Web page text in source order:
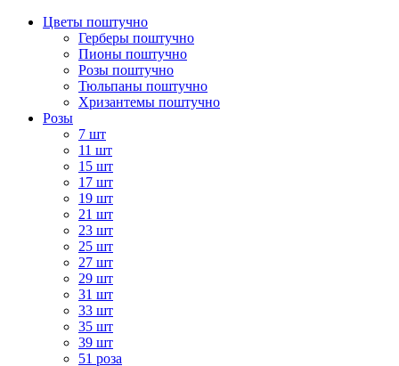
Цветы поштучно
Герберы поштучно
Пионы поштучно
Розы поштучно
Тюльпаны поштучно
Хризантемы поштучно
Розы
7 шт
11 шт
15 шт
17 шт
19 шт
21 шт
23 шт
25 шт
27 шт
29 шт
31 шт
33 шт
35 шт
39 шт
51 роза